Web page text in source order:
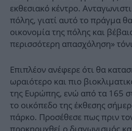
εκθεσιακό κέντρο.
πόλης, γιατί αυτό το πράγμα
οικονομία της πόλης και
περισσότερη απασχόληση»
Επιπλέον ανέφερε ότι θα
ωραιότερο και πιο
της Ευρώπης, ενώ από τα 165
το οικόπεδο της έκθεσης
πάρκο. Προσέθεσε πως πριν